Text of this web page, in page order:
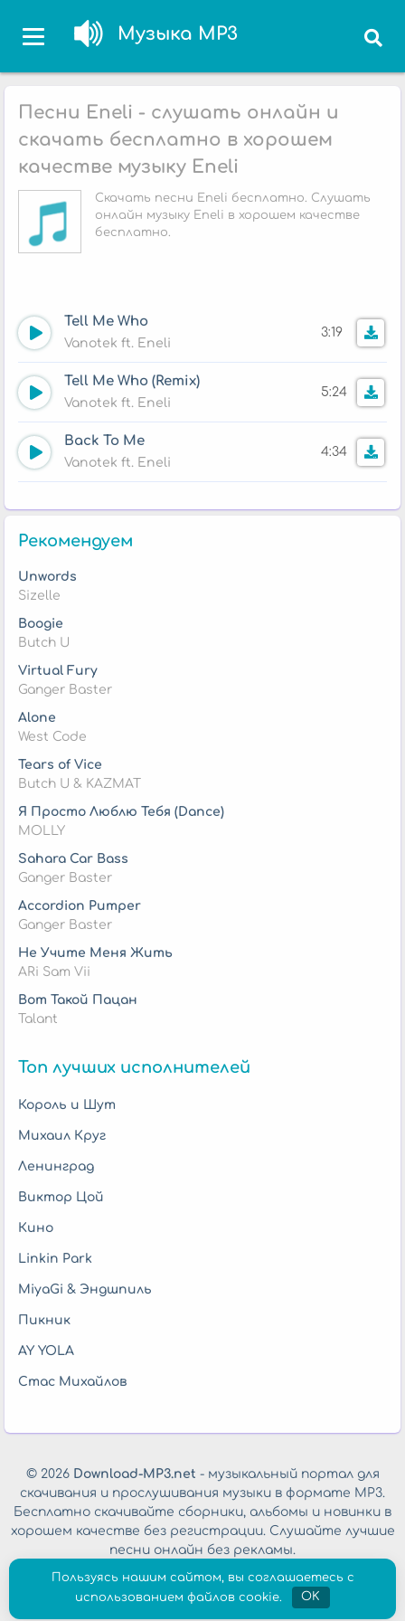
Музыка MP3
Песни Eneli - слушать онлайн и
скачать бесплатно в хорошем
качестве музыку Eneli
Скачать песни Eneli бесплатно. Слушать
онлайн музыку Eneli в хорошем качестве
бесплатно.
Tell Me Who
Vanotek ft. Eneli
3:19
Tell Me Who (Remix)
Vanotek ft. Eneli
5:24
Back To Me
Vanotek ft. Eneli
4:34
Рекомендуем
Unwords
Sizelle
Boogie
Butch U
Virtual Fury
Ganger Baster
Alone
West Code
Tears of Vice
Butch U & KAZMAT
Я Просто Люблю Тебя (Dance)
MOLLY
Sahara Car Bass
Ganger Baster
Accordion Pumper
Ganger Baster
Не Учите Меня Жить
ARi Sam Vii
Вот Такой Пацан
Talant
Топ лучших исполнителей
Король и Шут
Михаил Круг
Ленинград
Виктор Цой
Кино
Linkin Park
MiyaGi & Эндшпиль
Пикник
AY YOLA
Стас Михайлов
© 2026 Download-MP3.net - музыкальный портал для
скачивания и прослушивания музыки в формате MP3.
Бесплатно скачивайте сборники, альбомы и новинки в
хорошем качестве без регистрации. Слушайте лучшие
песни онлайн без рекламы.
Обратная связь
Политика конфиденциальности
Пользуясь нашим сайтом, вы соглашаетесь с
использованием файлов cookie.
OK